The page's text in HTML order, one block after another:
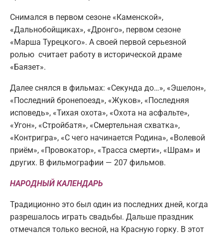
Снимался в первом сезоне «Каменской»,
«Дальнобойщиках», «Дронго», первом сезоне
«Марша Турецкого». А своей первой серьезной
ролью считает работу в исторической драме
«Баязет».
Далее снялся в фильмах: «Секунда до…», «Эшелон»,
«Последний бронепоезд», «Жуков», «Последняя
исповедь», «Тихая охота», «Охота на асфальте»,
«Угон», «Стройбатя», «Смертельная схватка»,
«Контригра», «С чего начинается Родина», «Волевой
приём», «Провокатор», «Трасса смерти», «Шрам» и
других. В фильмографии — 207 фильмов.
НАРОДНЫЙ КАЛЕНДАРЬ
Традиционно это был один из последних дней, когда
разрешалось играть свадьбы. Дальше праздник
отмечался только весной, на Красную горку. В этот